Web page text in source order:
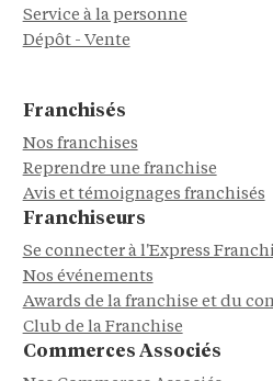
Service à la personne
Dépôt - Vente
Franchisés
Nos franchises
Reprendre une franchise
Avis et témoignages franchisés
Franchiseurs
Se connecter à l'Express
Nos événements
Awards de la franchise et du
Club de la Franchise
Commerces Associés